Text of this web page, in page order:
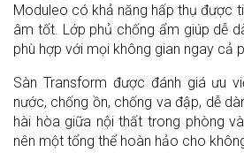
Moduleo có khả năng hấp thụ được
âm tốt. Lớp phủ chống ẩm giúp dễ
phù hợp với mọi không gian ngay cả
Sàn Transform được đánh giá ưu
nước, chống ồn, chống va đập, dễ
hài hòa giữa nội thất trong phòng
nên một tổng thể hoàn hảo cho